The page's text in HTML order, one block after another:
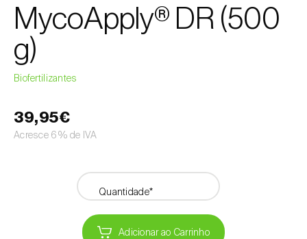
MycoApply® DR (500
g)
Biofertilizantes
39,95€
Acresce 6% de IVA
Quantidade*
Adicionar ao Carrinho